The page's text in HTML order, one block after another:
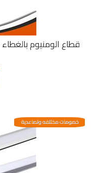
خصومات مختلفه وتصاعدية